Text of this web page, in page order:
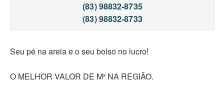
(83) 98832-8735
(83) 98832-8733
Seu pé na areia e o seu bolso no lucro! ️
O MELHOR VALOR DE M² NA REGIÃO.